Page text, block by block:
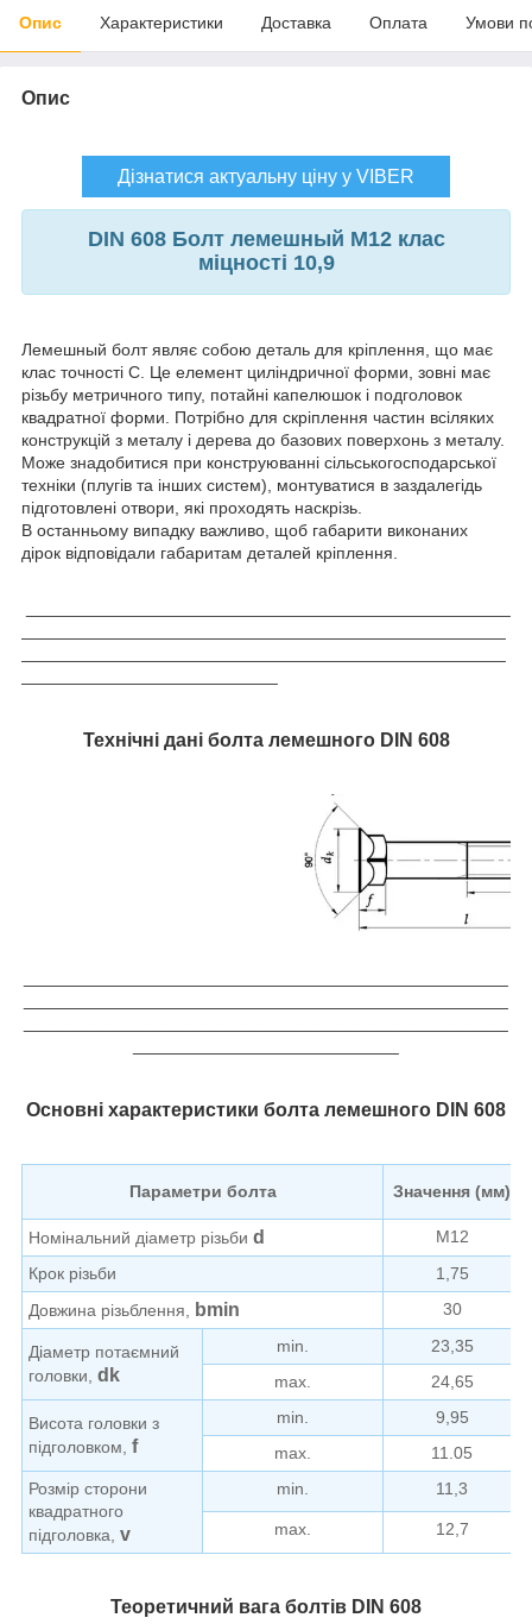
Опис Характеристики Доставка Оплата Умови
Опис
Дізнатися актуальну ціну у VIBER
DIN 608 Болт лемешный М12 клас
міцності 10,9
Лемешный болт являє собою деталь для кріплення, що має
клас точності С. Це елемент циліндричної форми, зовні має
різьбу метричного типу, потайні капелюшок і подголовок
квадратної форми. Потрібно для скріплення частин всіляких
конструкцій з металу і дерева до базових поверхонь з металу.
Може знадобитися при конструюванні сільськогосподарської
техніки (плугів та інших систем), монтуватися в заздалегідь
підготовлені отвори, які проходять наскрізь.
В останньому випадку важливо, щоб габарити виконаних
дірок відповідали габаритам деталей кріплення.
Технічні дані болта лемешного DIN 608
Основні характеристики болта лемешного DIN 608
Параметри болта Значення (мм)
Номінальний діаметр різьби d
М12
Крок різьби
1,75
Довжина різьблення,
bmin 30
Діаметр потаємний
головки, d k
min.
23,35
max.
24,65
Висота головки з
підголовком, f
min.
9,95
max.
11.05
Розмір сторони
квадратного
підголовка, v
min. 11,3
max. 12,7
Теоретичний вага болтів DIN 608